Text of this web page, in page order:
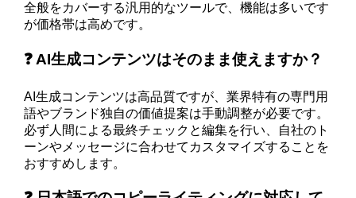
全般をカバーする汎用的なツールで、機能は多いです
が価格帯は高めです。
❓ AI生成コンテンツはそのまま使えますか？
AI生成コンテンツは高品質ですが、業界特有の専門用
語やブランド独自の価値提案は手動調整が必要です。
必ず人間による最終チェックと編集を行い、自社のト
ーンやメッセージに合わせてカスタマイズすることを
おすすめします。